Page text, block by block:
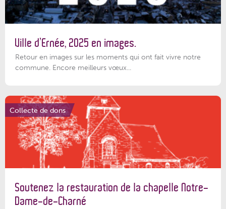
Ville d’Ernée, 2025 en images.
Retour en images sur les moments qui ont fait vivre notre
commune. Encore meilleurs vœux...
Collecte de dons
Soutenez la restauration de la chapelle Notre-
Dame-de-Charné